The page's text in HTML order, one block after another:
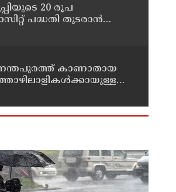
20 രൂപ
പദ്ധതി തുടരാന്‍
കാണാതായ